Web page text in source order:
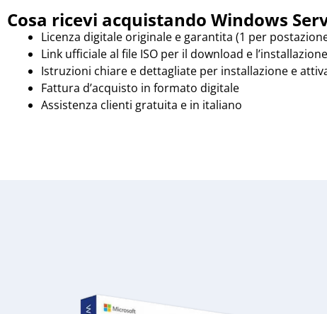
Cosa ricevi acquistando Windows
Licenza digitale originale e garantita (1 per
Link ufficiale al file ISO per il download e l’installazione
Istruzioni chiare e dettagliate per installazione e
Fattura d’acquisto in formato digitale
Assistenza clienti gratuita e in italiano